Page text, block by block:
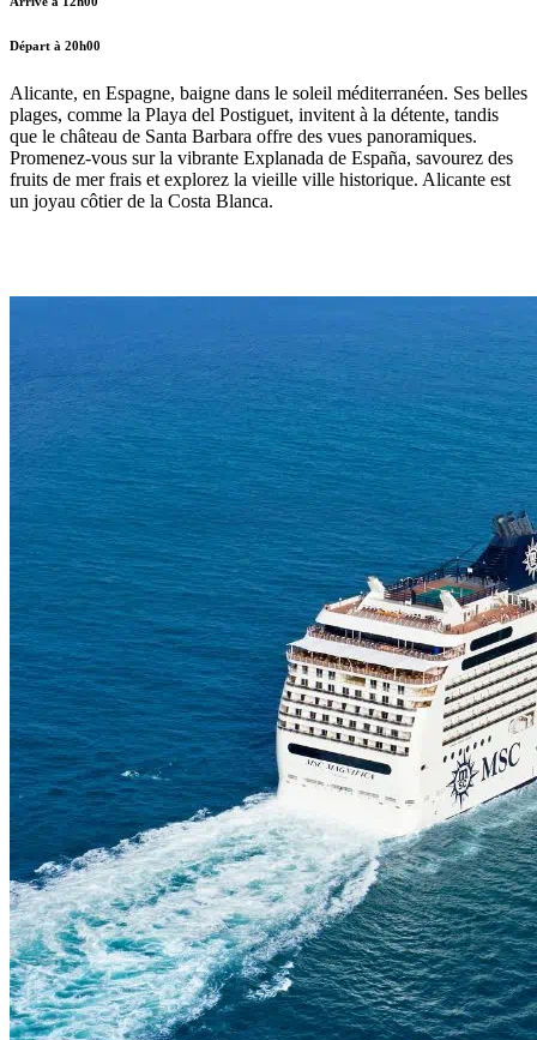
Départ à 20h00
Alicante, en Espagne, baigne dans le soleil méditerranéen. Ses belles
plages, comme la Playa del Postiguet, invitent à la détente, tandis
que le château de Santa Barbara offre des vues panoramiques.
Promenez-vous sur la vibrante Explanada de España, savourez des
fruits de mer frais et explorez la vieille ville historique. Alicante est
un joyau côtier de la Costa Blanca.